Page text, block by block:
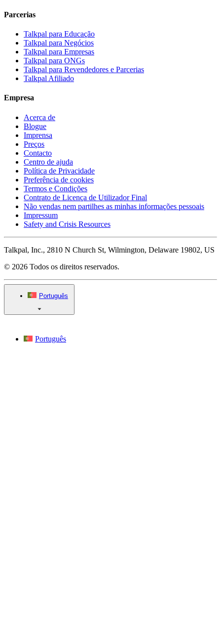
Parcerias
Talkpal para Educação
Talkpal para Negócios
Talkpal para Empresas
Talkpal para ONGs
Talkpal para Revendedores e Parcerias
Talkpal Afiliado
Empresa
Acerca de
Blogue
Imprensa
Preços
Contacto
Centro de ajuda
Política de Privacidade
Preferência de cookies
Termos e Condições
Contrato de Licença de Utilizador Final
Não vendas nem partilhes as minhas informações pessoais
Impressum
Safety and Crisis Resources
Talkpal, Inc., 2810 N Church St, Wilmington, Delaware 19802, US
© 2026 Todos os direitos reservados.
Português
Português